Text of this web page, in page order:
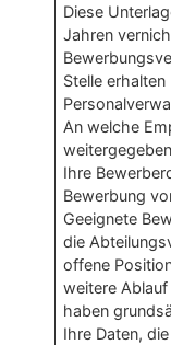
Diese
Jahren
Stelle
An welche
Ihre
Bewerbung
Geeignete
die
offene
weitere
haben
Ihre Daten,